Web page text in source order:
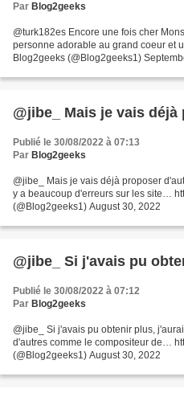
Par Blog2geeks
@turk182es Encore une fois cher
personne adorable au grand coeur et
Blog2geeks (@Blog2geeks1)
@jibe_ Mais je vais
Publié le 30/08/2022 à 07:13
Par Blog2geeks
@jibe_ Mais je vais déjà proposer
y a beaucoup d'erreurs sur les site…
(@Blog2geeks1) August 30, 2022
@jibe_ Si j'avais pu
Publié le 30/08/2022 à 07:12
Par Blog2geeks
@jibe_ Si j'avais pu obtenir plus,
d'autres comme le compositeur de…
(@Blog2geeks1) August 30, 2022